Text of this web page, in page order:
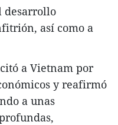
desarrollo
así como a
a Vietnam por
y reafirmó
a unas